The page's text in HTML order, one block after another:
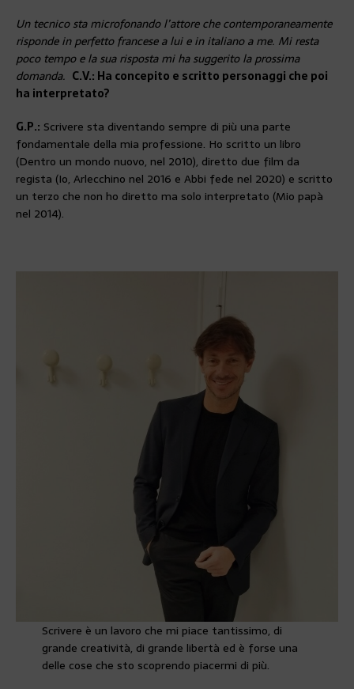
Un tecnico sta microfonando l’attore che contemporaneamente
risponde in perfetto francese a lui e in italiano a me. Mi resta
poco tempo e la sua risposta mi ha suggerito la prossima
domanda. C.V.: Ha concepito e scritto personaggi che poi
ha interpretato?
G.P.: Scrivere sta diventando sempre di più una parte
fondamentale della mia professione. Ho scritto un libro
(Dentro un mondo nuovo, nel 2010), diretto due film da
regista (Io, Arlecchino nel 2016 e Abbi fede nel 2020) e scritto
un terzo che non ho diretto ma solo interpretato (Mio papà
nel 2014).
Scrivere è un lavoro che mi piace tantissimo, di
grande creatività, di grande libertà ed è forse una
delle cose che sto scoprendo piacermi di più.